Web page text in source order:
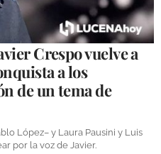
Crespo vuelve a
a los
de un tema de
López– y Laura Pausini y Luis
por la voz de Javier.